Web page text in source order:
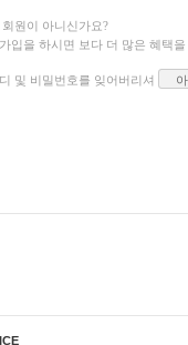
회원이 아니신가요?
입을 하시면 보다 더 많은 혜택
및 비밀번호를 잊어버리셔